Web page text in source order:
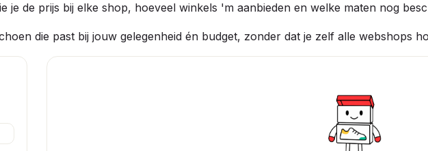
je de prijs bij elke shop, hoeveel winkels 'm aanbieden en welke maten nog
die past bij jouw gelegenheid én budget, zonder dat je zelf alle webshops